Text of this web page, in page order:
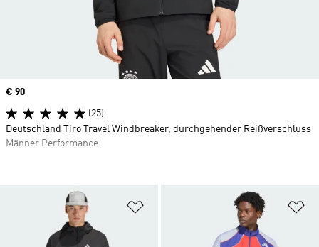
Zur Wunschliste hinzufügen
Price
€ 90
(25)
Deutschland Tiro Travel Windbreaker, durchgehender Reißverschluss
Männer Performance